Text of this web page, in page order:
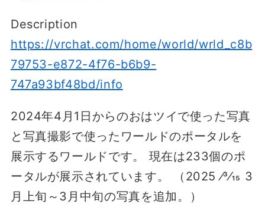
Description
https://vrchat.com/home/world/wrld_c8b
79753-e872-4f76-b6b9-
747a93bf48bd/info
2024年4月1日からのおはツイで使った写真
と写真撮影で使ったワールドのポータルを
展示するワールドです。 現在は233個のポ
ータルが展示されています。 （2025 ⁄3⁄15 3
月上旬～3月中旬の写真を追加。）